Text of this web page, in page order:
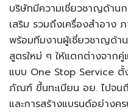
บริษัทมีความเชี่ยวชาญด้าน
เสริม รวมถึงเครื่องสำอาง
พร้อมทีมงานผู้เชี่ยวชาญด้
สูตรใหม่ ๆ ให้แตกต่างจาก
แบบ One Stop Service
ภัณฑ์ ขึ้นทะเบียน อย. ไปจน
และการสร้างแบรนด์อย่างค